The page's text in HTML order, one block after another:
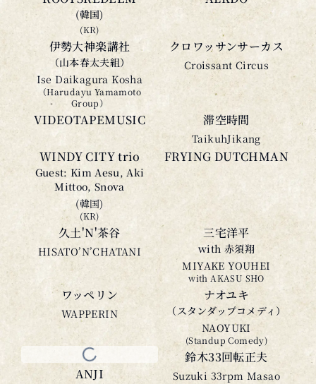
(韓国)
(KR)
伊勢大神楽講社
（山本春太夫組）
Ise Daikagura Kosha
（Harudayu Yamamoto
Group）
クロワッサンサーカス
Croissant Circus
VIDEOTAPEMUSIC 滞空時間
TaikuhJikang
WINDY CITY trio
Guest: Kim Aesu, Aki
Mittoo, Snova
(韓国)
(KR)
FRYING DUTCHMAN
久土'N'茶谷
HISATO’N’CHATANI
三宅洋平
with 赤須翔
MIYAKE YOUHEI
with AKASU SHO
ワッペリン
WAPPERIN
ナオユキ
（スタンダップコメディ）
NAOYUKI
(Standup Comedy)
ANJI
鈴木33回転正夫
Suzuki 33rpm Masao